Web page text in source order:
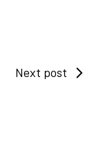
Next post